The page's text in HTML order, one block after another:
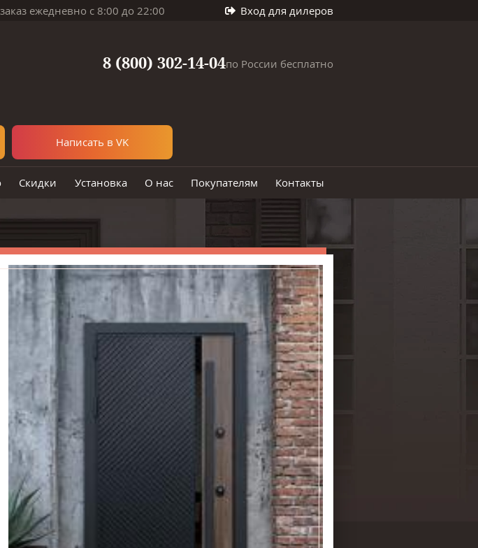
ежедневно с 8:00 до 22:00 Вход для дилеров
8 (800) 302-14-04по России бесплатно
Написать в VK
Скидки Установка О нас Покупателям Контакты